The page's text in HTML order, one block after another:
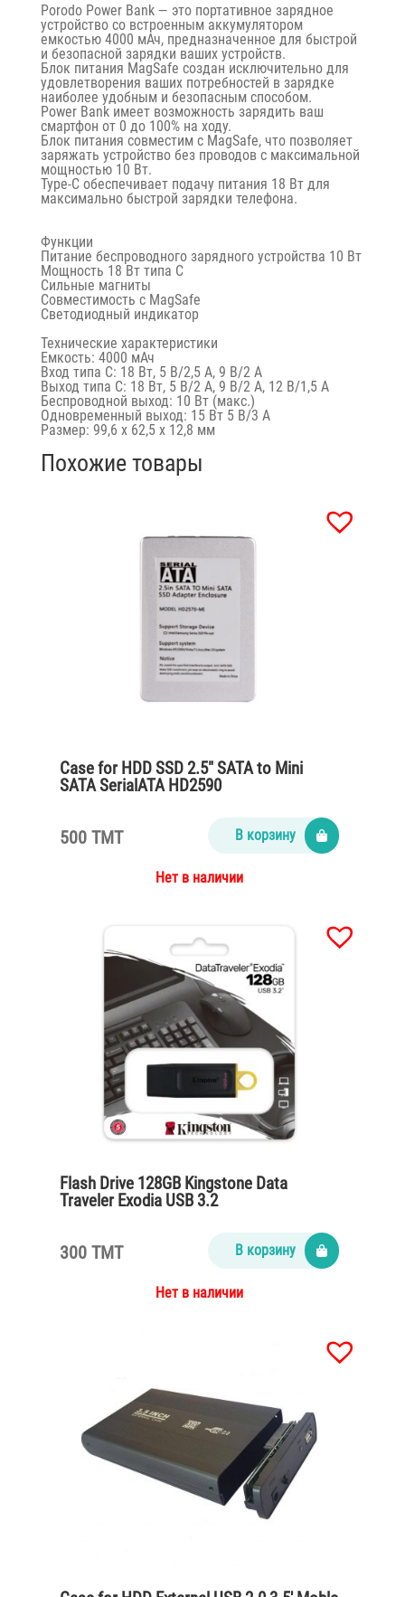
Porodo Power Bank — это портативное зарядное
устройство со встроенным аккумулятором
емкостью 4000 мАч, предназначенное для быстрой
и безопасной зарядки ваших устройств.
Блок питания MagSafe создан исключительно для
удовлетворения ваших потребностей в зарядке
наиболее удобным и безопасным способом.
Power Bank имеет возможность зарядить ваш
смартфон от 0 до 100% на ходу.
Блок питания совместим с MagSafe, что позволяет
заряжать устройство без проводов с максимальной
мощностью 10 Вт.
Type-C обеспечивает подачу питания 18 Вт для
максимально быстрой зарядки телефона.
Функции
Питание беспроводного зарядного устройства 10 Вт
Мощность 18 Вт типа C
Сильные магниты
Совместимость с MagSafe
Светодиодный индикатор
Технические характеристики
Емкость: 4000 мАч
Вход типа C: 18 Вт, 5 В/2,5 А, 9 В/2 А
Выход типа C: 18 Вт, 5 В/2 А, 9 В/2 А, 12 В/1,5 А
Беспроводной выход: 10 Вт (макс.)
Одновременный выход: 15 Вт 5 В/3 А
Размер: 99,6 х 62,5 х 12,8 мм
Похожие товары
Case for HDD SSD 2.5″ SATA to Mini
SATA SerialATA HD2590
500 TMT В корзину
Нет в наличии
Flash Drive 128GB Kingstone Data
Traveler Exodia USB 3.2
300 TMT В корзину
Нет в наличии